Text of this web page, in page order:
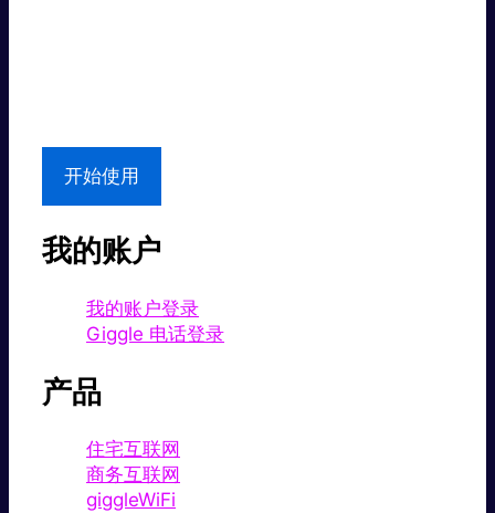
开始使用
我的账户
我的账户登录
Giggle 电话登录
产品
住宅互联网
商务互联网
giggleWiFi